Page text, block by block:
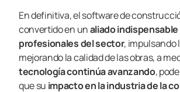
En definitiva, el software de
convertido en unaliado indispensable
profesionales del sector, impulsando
mejorando la calidad de las obras, a
tecnología continúa avanzando,
que su impacto en la industria de la